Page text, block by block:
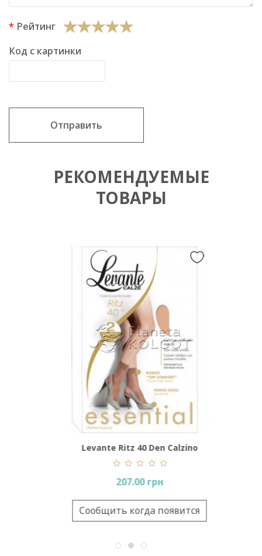
Рейтинг
Код с картинки
Отправить
РЕКОМЕНДУЕМЫЕ
ТОВАРЫ
Levante Ritz 40 Den Calzino
207.00 грн
Сообщить когда появится